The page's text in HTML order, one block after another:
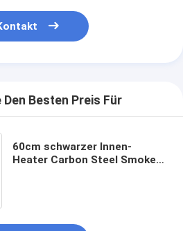
Den Besten Preis Für
60cm schwarzer Innen-
Heater Carbon Steel Smoke